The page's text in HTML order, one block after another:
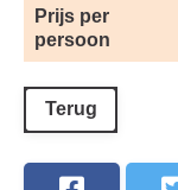
Prijs per
persoon
Terug